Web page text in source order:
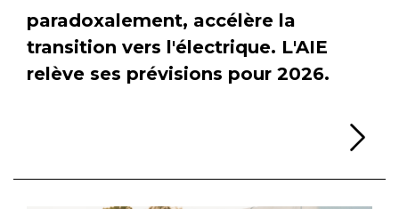
paradoxalement, accélère la
transition vers l'électrique. L'AIE
relève ses prévisions pour 2026.